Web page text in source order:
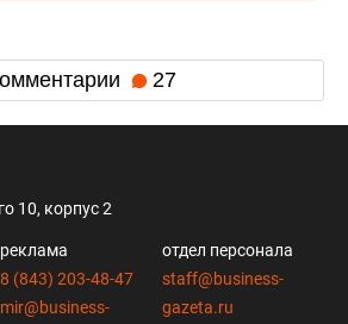
27
10, корпус 2
реклама
8 (843) 203-48-47
mir@business-
отдел персонала
staff@business-
gazeta.ru